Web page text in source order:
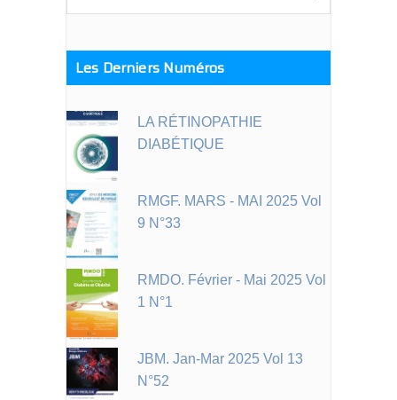
Les Derniers Numéros
LA RÉTINOPATHIE
DIABÉTIQUE
RMGF. MARS - MAI 2025 Vol
9 N°33
RMDO. Février - Mai 2025 Vol
1 N°1
JBM. Jan-Mar 2025 Vol 13
N°52